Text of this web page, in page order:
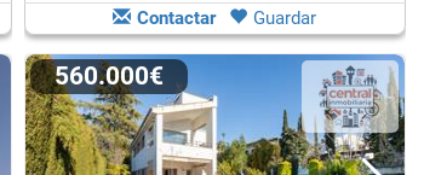
Contactar Guardar
560.000€